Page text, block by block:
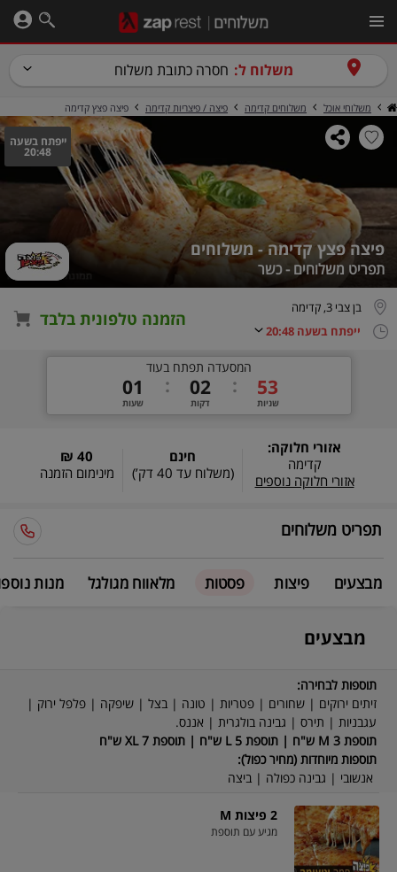
משלוח ל: חסרה כתובת משלוח
משלוחי אוכל משלוחים קדימה פיצה / פיצריות קדימה פיצה פצץ קדימה
פיצה פצץ קדימה - משלוחים
תפריט משלוחים - כשר
ייפתח בשעה
20:48
בן צבי 3, קדימה
ייפתח בשעה 20:48
הזמנה טלפונית בלבד
אזורי חלוקה:
קדימה
אזורי חלוקה נוספים
חינם
(משלוח עד 40 דק’ ) מינימום הזמנה
40 ₪
המסעדה תפתח בעוד
01
שעות
02
דקות
53
שניות
תפריט משלוחים
מבצעים פיצות פסטות מלאווח מגולגל מנות
מבצעים
תוספות לבחירה:
זיתים ירוקים | שחורים | פטריות | טונה | בצל | שיפקה | פלפל ירוק |
עגבניות | תירס | גבינה בולגרית | אננס.
תוספת M 3 ש"ח | תוספת L 5 ש"ח | תוספת XL 7 ש"ח
תוספות מיוחדות (מחיר כפול):
אנשובי | גבינה כפולה | ביצה
2 פיצות M
מגיע עם תוספת